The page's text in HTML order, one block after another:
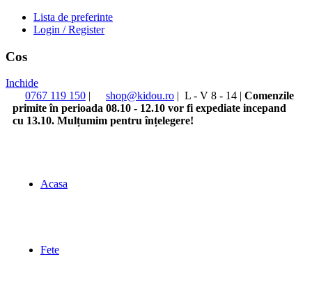
Lista de preferinte
Login / Register
Cos
Inchide
0767 119 150 | shop@kidou.ro | L - V 8 - 14 | Comenzile
primite în perioada 08.10 - 12.10 vor fi expediate incepand
cu 13.10. Mulțumim pentru înțelegere!
Acasa
Fete